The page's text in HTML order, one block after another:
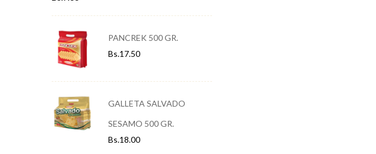
PANCREK 500 GR.
Bs.17.50
GALLETA SALVADO
SESAMO 500 GR.
Bs.18.00